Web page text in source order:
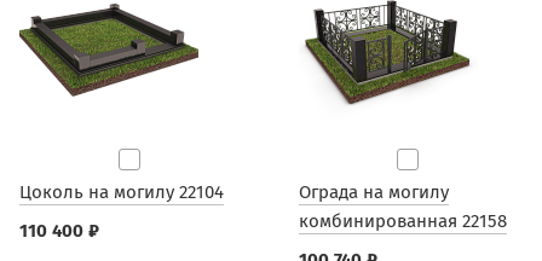
Цоколь на могилу 22104
110 400 ₽
Ограда на могилу
комбинированная 22158